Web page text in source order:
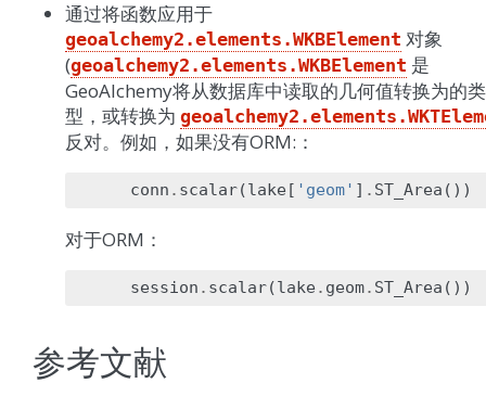
通过将函数应用于
geoalchemy2.elements.WKBElement 对象
(geoalchemy2.elements.WKBElement 是
GeoAlchemy将从数据库中读取的几何值转换为的类
型，或转换为
反对。例如，如果没有ORM:：
conn . scalar(lake [ 'geom' ] . ST_Area ())
对于ORM：
session . scalar(lake . geom. ST_Area ())
参考文献